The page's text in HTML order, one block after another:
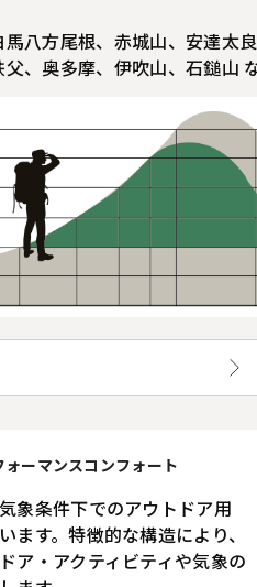
八方尾根、赤城山、安達太良
、奥多摩、伊吹山、石鎚山
ォーマンスコンフォート
象条件下でのアウトドア用
ます。特徴的な構造により、
ア・アクティビティや気象の